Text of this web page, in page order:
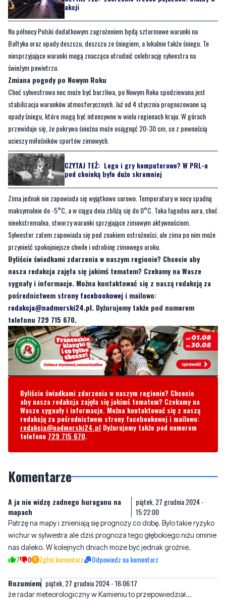
Bałtyku oraz opady deszczu, deszczu ze śniegiem, a lokalnie także śniegu. Te
niesprzyjające warunki mogą znacząco utrudnić celebrację sylwestra na
świeżym powietrzu.
Zmiana pogody po Nowym Roku
Choć sylwestrowa noc może być burzliwa, po Nowym Roku spodziewana jest
stabilizacja warunków atmosferycznych. Już od 4 stycznia prognozowane są
opady śniegu, które mogą być intensywne w wielu regionach kraju. W górach
przewiduje się, że pokrywa śnieżna może osiągnąć 20-30 cm, co z pewnością
ucieszy miłośników sportów zimowych.
CZYTAJ TEŻ: Lego i gry komputerowe? W PRL-u
pod choinką było dużo skromniej
Zima jednak nie zapowiada się wyjątkowo surowo. Temperatury w nocy spadną
maksymalnie do -5°C, a w ciągu dnia zbliżą się do 0°C. Taka łagodna aura, choć
nieekstremalna, stworzy warunki sprzyjające zimowym aktywnościom.
Sylwester zatem zapowiada się pod znakiem ostrożności, ale zima po nim może
przynieść spokojniejsze chwile i odrobinę zimowego uroku.
Byliście świadkami zdarzenia w naszym regionie? Chcecie aby
nasza redakcja zajęła się jakimś tematem? Czekamy na Wasze
sygnały i informacje. Można kontaktować się z naszą redakcją za
pośrednictwemstrony facebookoweji mailowo:
redakcja@nadmorski24.pl. Dyżurujemy także pod numerem
telefonu 729 715 670.
Byliście świadkami zdarzenia w naszym regionie? Chcecie
aby nasza redakcja zajęła się jakimś tematem? Czekamy na
Wasze sygnały i informacje. Można kontaktować się z naszą
redakcja@nadmorski24.plDyżurujemy także pod numerem
telefonu729 715 670.
Komentarze
mapach
15:22:00
wichur w sylwestra ale dziś prognoza tego głębokiego niżu ominie
nas daleko. W kolejnych dniach moze być jednak groźnie.
7 0 Zgłoś komentarz Odpowiedz na komentarz
Rozumiem piątek, 27 grudnia 2024 - 16:06:17
że radar meteorologiczny w Kamieniu to przepowiedział...
Hahahaha sobota, 28 grudnia 2024 - 08:40:30